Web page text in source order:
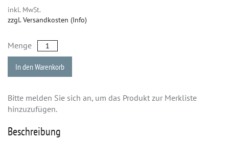
inkl. MwSt.
zzgl. Versandkosten (Info)
Menge
In den Warenkorb
Bitte melden Sie sich an, um das Produkt zur Merkliste
hinzuzufügen.
Beschreibung